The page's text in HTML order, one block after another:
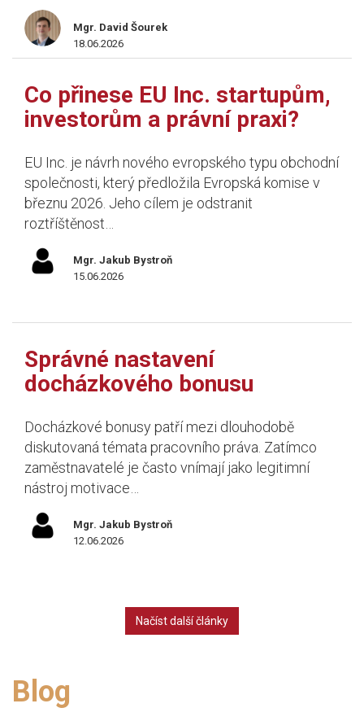
Mgr. David Šourek
18.06.2026
Co přinese EU Inc. startupům,
investorům a právní praxi?
EU Inc. je návrh nového evropského typu obchodní
společnosti, který předložila Evropská komise v
březnu 2026. Jeho cílem je odstranit
roztříštěnost…
Mgr. Jakub Bystroň
15.06.2026
Správné nastavení
docházkového bonusu
Docházkové bonusy patří mezi dlouhodobě
diskutovaná témata pracovního práva. Zatímco
zaměstnavatelé je často vnímají jako legitimní
nástroj motivace…
Mgr. Jakub Bystroň
12.06.2026
Načíst další články
Blog